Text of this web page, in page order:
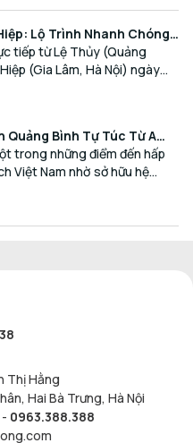
Lộ Trình Nhanh Chóng,
tiếp từ Lệ Thủy (Quảng
(Gia Lâm, Hà Nội) ngày
đối với các hành khách có
doanh và mua sắm.
Quảng Bình Tự Túc Từ A
trong những điểm đến hấp
Việt Nam nhờ sở hữu hệ
những bãi biển hoang sơ và
sắc.
Thị Hằng
Hai Bà Trưng, Hà Nội
- 0963.388.388